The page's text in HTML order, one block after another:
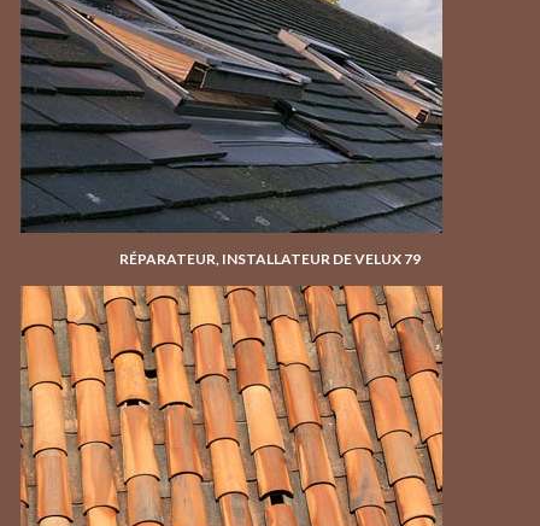
RÉPARATEUR, INSTALLATEUR DE VELUX 79